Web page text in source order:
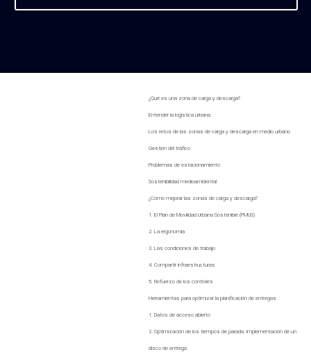
¿Qué es una zona de carga y descarga?
Entender la logística urbana
Los retos de las zonas de carga y descarga en medio urbano
Gestión del tráfico
Problemas de estacionamiento
Sostenibilidad medioambiental
¿Cómo mejorar las zonas de carga y descarga?
1. El Plan de Movilidad Urbana Sostenible (PMUS)
2. La ergonomía
3. Las condiciones de trabajo
4. Compartir infraestructuras
5. Refuerzo de los controles
Herramientas para optimizar la planificación de entregas
1. Datos de acceso abierto
2. Optimización de los tiempos de parada: implementación de un
disco de entrega